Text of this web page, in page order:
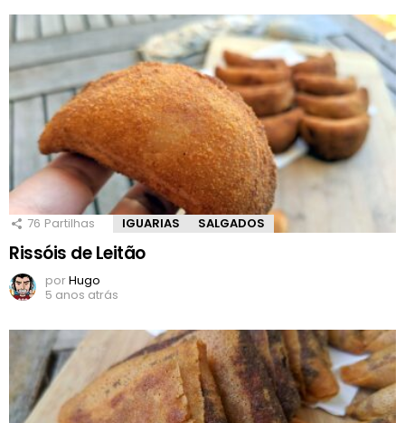
76 Partilhas IGUARIAS SALGADOS
Rissóis de Leitão
porHugo
5 anos atrás